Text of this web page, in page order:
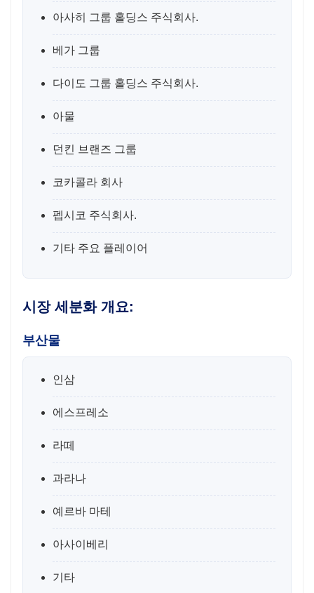
아사히 그룹 홀딩스 주식회사.
베가 그룹
다이도 그룹 홀딩스 주식회사.
아물
던킨 브랜즈 그룹
코카콜라 회사
펩시코 주식회사.
기타 주요 플레이어
시장 세분화 개요:
부산물
인삼
에스프레소
라떼
과라나
예르바 마테
아사이베리
기타